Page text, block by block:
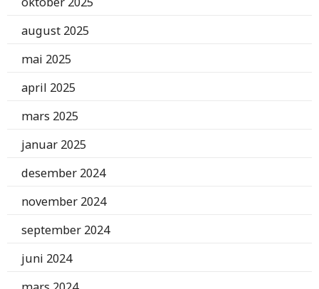
august 2025
mai 2025
april 2025
mars 2025
januar 2025
desember 2024
november 2024
september 2024
juni 2024